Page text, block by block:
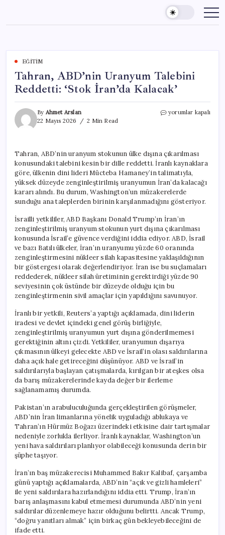
content
EĞITIM
Tahran, ABD’nin Uranyum Talebini
Reddetti: ‘Stok İran’da Kalacak’
By Ahmet Arslan
22 Mayıs 2026
2 Min Read
Tahran,
‘Stok
İran’da
Kalacak’
için
yorumlar kapalı
Tahran, ABD’nin uranyum stokunun ülke dışına çıkarılması
konusundaki talebini kesin bir dille reddetti. İranlı kaynaklara
göre, ülkenin dini lideri Mücteba Hamaney’in talimatıyla,
yüksek düzeyde zenginleştirilmiş uranyumun İran’da kalacağı
kararı alındı. Bu durum, Washington’un müzakerelerde
sunduğu ana taleplerden birinin karşılanmadığını gösteriyor.
İsrailli yetkililer, ABD Başkanı Donald Trump’ın İran’ın
zenginleştirilmiş uranyum stokunun yurt dışına çıkarılması
konusunda İsrail’e güvence verdiğini iddia ediyor. ABD, İsrail
ve bazı Batılı ülkeler, İran’ın uranyumu yüzde 60 oranında
zenginleştirmesini nükleer silah kapasitesine yaklaşıldığının
bir göstergesi olarak değerlendiriyor. İran ise bu suçlamaları
reddederek, nükleer silah üretiminin gerektirdiği yüzde 90
seviyesinin çok üstünde bir düzeyde olduğu için bu
zenginleştirmenin sivil amaçlar için yapıldığını savunuyor.
İranlı bir yetkili, Reuters’a yaptığı açıklamada, dini liderin
iradesi ve devlet içindeki genel görüş birliğiyle,
zenginleştirilmiş uranyumun yurt dışına gönderilmemesi
gerektiğinin altını çizdi. Yetkililer, uranyumun dışarıya
çıkmasının ülkeyi gelecekte ABD ve İsrail’in olası saldırılarına
daha açık hale getireceğini düşünüyor. ABD ve İsrail’in
saldırılarıyla başlayan çatışmalarda, kırılgan bir ateşkes olsa
da barış müzakerelerinde kayda değer bir ilerleme
sağlanamamış durumda.
Pakistan’ın arabuluculuğunda gerçekleştirilen görüşmeler,
ABD’nin İran limanlarına yönelik uyguladığı ablukaya ve
Tahran’ın Hürmüz Boğazı üzerindeki etkisine dair tartışmalar
nedeniyle zorlukla ilerliyor. İranlı kaynaklar, Washington’un
yeni hava saldırıları planlıyor olabileceği konusunda derin bir
şüphe taşıyor.
İran’ın baş müzakerecisi Muhammed Bakır Kalibaf, çarşamba
günü yaptığı açıklamalarda, ABD’nin “açık ve gizli hamleleri”
ile yeni saldırılara hazırlandığını iddia etti. Trump, İran’ın
barış anlaşmasını kabul etmemesi durumunda ABD’nin yeni
saldırılar düzenlemeye hazır olduğunu belirtti. Ancak Trump,
“doğru yanıtları almak” için birkaç gün bekleyebileceğini de
ifade etti.